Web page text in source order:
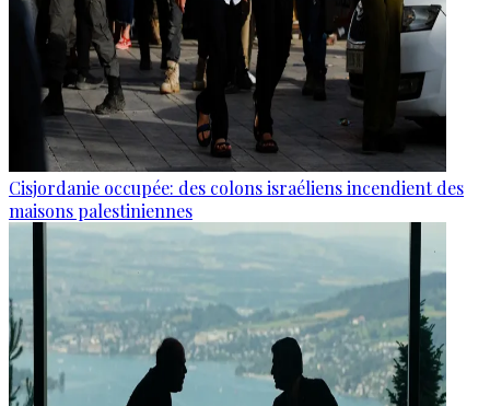
Cisjordanie occupée: des colons israéliens incendient des
maisons palestiniennes